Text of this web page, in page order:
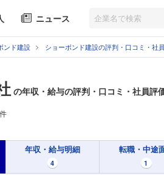
ニュース
ンド建設 ショーボンド建設の評判・口コミ・社
の年収・給与の評判・口コミ・社員評
件
年収・給与明細
4
転職・中途
1